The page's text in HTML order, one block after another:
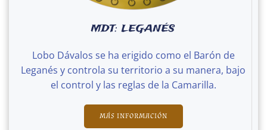
MDT: LEGANÉS
Lobo Dávalos se ha erigido como el Barón de
Leganés y controla su territorio a su manera, bajo
el control y las reglas de la Camarilla.
MÁS INFORMACIÓN